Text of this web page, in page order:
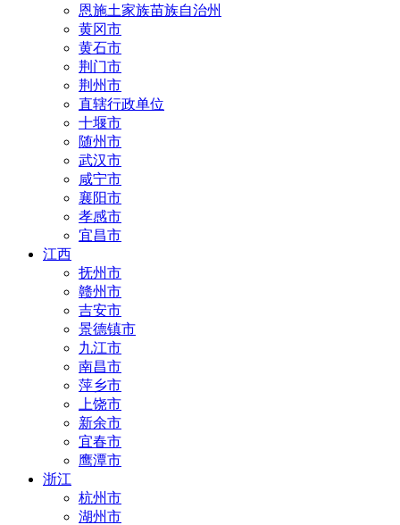
恩施土家族苗族自治州
黄冈市
黄石市
荆门市
荆州市
直辖行政单位
十堰市
随州市
武汉市
咸宁市
襄阳市
孝感市
宜昌市
江西
抚州市
赣州市
吉安市
景德镇市
九江市
南昌市
萍乡市
上饶市
新余市
宜春市
鹰潭市
浙江
杭州市
湖州市